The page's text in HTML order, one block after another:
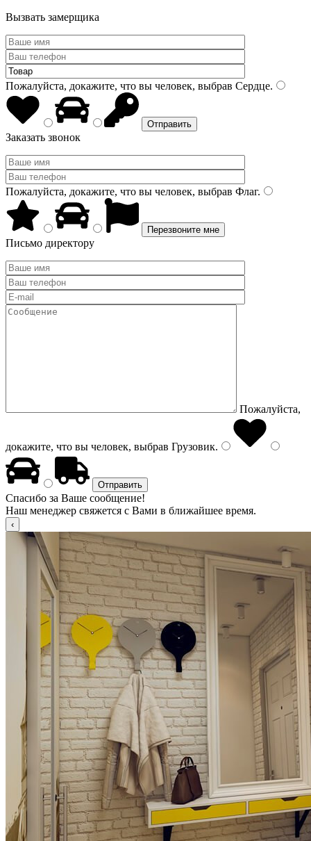
Вызвать замерщика
Пожалуйста, докажите, что вы человек, выбрав Сердце.
Заказать звонок
Пожалуйста, докажите, что вы человек, выбрав Флаг.
Письмо директору
Пожалуйста,
докажите, что вы человек, выбрав Грузовик.
Спасибо за Ваше сообщение!
Наш менеджер свяжется с Вами в ближайшее время.